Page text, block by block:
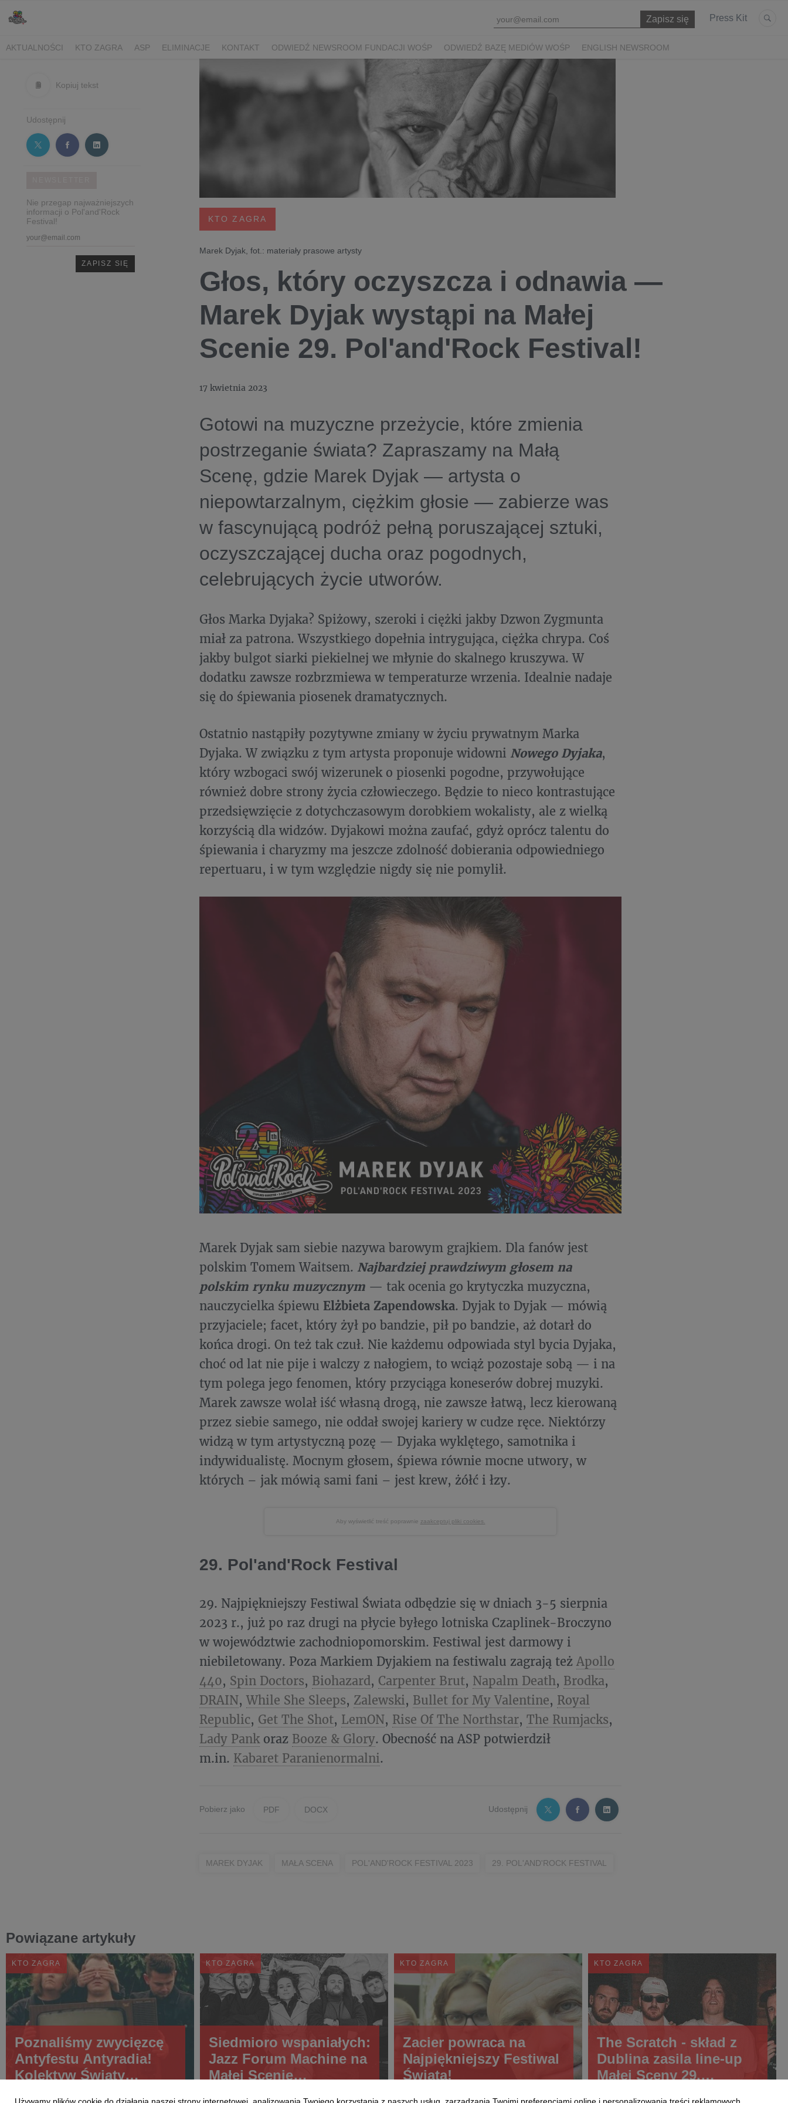
Press Kit
AKTUALNOŚCI KTO ZAGRA ASP ELIMINACJE KONTAKT ODWIEDŹ NEWSROOM FUNDACJI WOŚP ODWIEDŹ BAZĘ MEDIÓW WOŚP ENGLISH NEWSROOM
Kopiuj tekst
Udostępnij
Nie przegap najważniejszych
informacji o Pol'and'Rock
Festival!
KTO ZAGRA
Marek Dyjak, fot.: materiały prasowe artysty
Głos, który oczyszcza i odnawia —
Marek Dyjak wystąpi na Małej
Scenie 29. Pol'and'Rock Festival!
17 kwietnia 2023
Gotowi na muzyczne przeżycie, które zmienia
postrzeganie świata? Zapraszamy na Małą
Scenę, gdzie Marek Dyjak — artysta o
niepowtarzalnym, ciężkim głosie — zabierze was
w fascynującą podróż pełną poruszającej sztuki,
oczyszczającej ducha oraz pogodnych,
celebrujących życie utworów.
Głos Marka Dyjaka? Spiżowy, szeroki i ciężki jakby Dzwon Zygmunta
miał za patrona. Wszystkiego dopełnia intrygująca, ciężka chrypa. Coś
jakby bulgot siarki piekielnej we młynie do skalnego kruszywa. W
dodatku zawsze rozbrzmiewa w temperaturze wrzenia. Idealnie nadaje
się do śpiewania piosenek dramatycznych.
Ostatnio nastąpiły pozytywne zmiany w życiu prywatnym Marka
Dyjaka. W związku z tym artysta proponuje widowni Nowego Dyjaka,
który wzbogaci swój wizerunek o piosenki pogodne, przywołujące
również dobre strony życia człowieczego. Będzie to nieco kontrastujące
przedsięwzięcie z dotychczasowym dorobkiem wokalisty, ale z wielką
korzyścią dla widzów. Dyjakowi można zaufać, gdyż oprócz talentu do
śpiewania i charyzmy ma jeszcze zdolność dobierania odpowiedniego
repertuaru, i w tym względzie nigdy się nie pomylił.
Marek Dyjak sam siebie nazywa barowym grajkiem. Dla fanów jest
polskim Tomem Waitsem. Najbardziej prawdziwym głosem na
polskim rynku muzycznym — tak ocenia go krytyczka muzyczna,
nauczycielka śpiewu Elżbieta Zapendowska. Dyjak to Dyjak — mówią
przyjaciele; facet, który żył po bandzie, pił po bandzie, aż dotarł do
końca drogi. On też tak czuł. Nie każdemu odpowiada styl bycia Dyjaka,
choć od lat nie pije i walczy z nałogiem, to wciąż pozostaje sobą — i na
tym polega jego fenomen, który przyciąga koneserów dobrej muzyki.
Marek zawsze wolał iść własną drogą, nie zawsze łatwą, lecz kierowaną
przez siebie samego, nie oddał swojej kariery w cudze ręce. Niektórzy
widzą w tym artystyczną pozę — Dyjaka wyklętego, samotnika i
indywidualistę. Mocnym głosem, śpiewa równie mocne utwory, w
których – jak mówią sami fani – jest krew, żółć i łzy.
Aby wyświetlić treść poprawnie zaakceptuj pliki cookies.
29. Pol'and'Rock Festival
29. Najpiękniejszy Festiwal Świata odbędzie się w dniach 3-5 sierpnia
2023 r., już po raz drugi na płycie byłego lotniska Czaplinek-Broczyno
w województwie zachodniopomorskim. Festiwal jest darmowy i
niebiletowany. Poza Markiem Dyjakiem na festiwalu zagrają też Apollo
440, Spin Doctors, Biohazard, Carpenter Brut, Napalm Death, Brodka,
DRAIN,While She Sleeps, Zalewski, Bullet for My Valentine, Royal
Republic, Get The Shot, LemON, Rise Of The Northstar, The Rumjacks,
Lady Pank oraz Booze & Glory. Obecność na ASP potwierdził
m.in. Kabaret Paranienormalni.
Pobierz jako PDF DOCX Udostępnij
MAREK DYJAK MAŁA SCENA POL'AND'ROCK FESTIVAL 2023 29. POL'AND'ROCK FESTIVAL
Powiązane artykuły
KTO ZAGRA
Poznaliśmy zwycięzcę
Antyfestu Antyradia!
Kolektyw Światy
KTO ZAGRA
Siedmioro wspaniałych:
Jazz Forum Machine na
Małej Scenie
KTO ZAGRA
Zacier powraca na
Najpiękniejszy Festiwal
Świata!
KTO ZAGRA
The Scratch - skład z
Dublina zasila line-up
Małej Sceny 29.